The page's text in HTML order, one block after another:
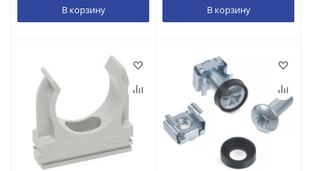
В корзину В корзину